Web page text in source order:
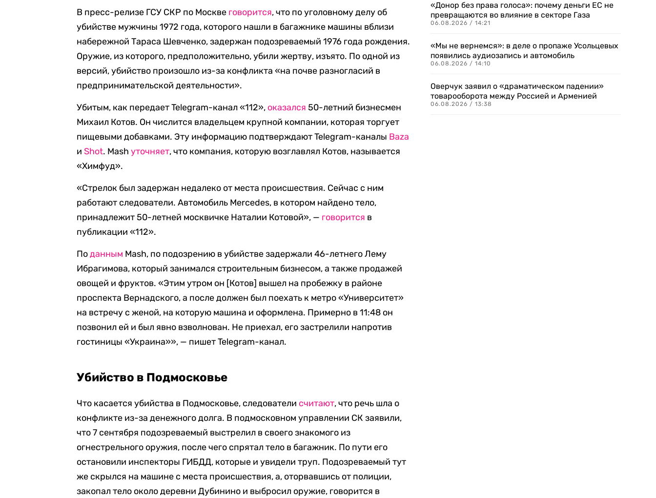
В пресс-релизе ГСУ СКР по Москве говорится, что по уголовному делу об
убийстве мужчины 1972 года, которого нашли в багажнике машины вблизи
набережной Тараса Шевченко, задержан подозреваемый 1976 года рождения.
Оружие, из которого, предположительно, убили жертву, изъято. По одной из
версий, убийство произошло из-за конфликта «на почве разногласий в
предпринимательской деятельности».
Убитым, как передает Telegram-канал «112», оказался 50-летний бизнесмен
Михаил Котов. Он числится владельцем крупной компании, которая торгует
пищевыми добавками. Эту информацию подтверждают Telegram-каналы Baza
и Shot. Mashуточняет, что компания, которую возглавлял Котов, называется
«Химфуд».
«Стрелок был задержан недалеко от места происшествия. Сейчас с ним
работают следователи. Автомобиль Mercedes, в котором найдено тело,
принадлежит 50-летней москвичке Наталии Котовой», — говорится в
публикации «112».
Поданным Mash, по подозрению в убийстве задержали 46-летнего Лему
Ибрагимова, который занимался строительным бизнесом, а также продажей
овощей и фруктов.«Этим утром он [Котов] вышел на пробежку в районе
проспекта Вернадского, а после должен был поехать к метро «Университет»
на встречу с женой, на которую машина и оформлена. Примерно в 11:48 он
позвонил ей и был явно взволнован. Не приехал, его застрелили напротив
гостиницы «Украина»», — пишет Telegram-канал.
Убийство в Подмосковье
Что касается убийства в Подмосковье, следователи считают, что речь шла о
конфликте из-за денежного долга. В подмосковном управлении СК заявили,
что 7 сентября подозреваемый выстрелил в своего знакомого из
огнестрельного оружия, после чего спрятал тело в багажник. По пути его
остановили инспекторы ГИБДД, которые и увидели труп. Подозреваемый тут
же скрылся на машине с места происшествия, а, оторвавшись от полиции,
закопал тело около деревни Дубинино и выбросил оружие, говорится в
«Донор без права голоса»: почему деньги ЕС не
превращаются во влияние в секторе Газа
06.08.2026 / 14:21
«Мы не вернемся»: в деле о пропаже Усольцевых
появились аудиозапись и автомобиль
06.08.2026 / 14:10
Оверчук заявил о «драматическом падении»
товарооборота между Россией и Арменией
06.08.2026 / 13:38